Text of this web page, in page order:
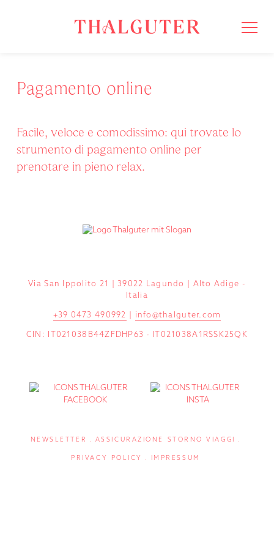
Pagamento online
Facile, veloce e comodissimo: qui trovate lo
strumento di pagamento online per
prenotare in pieno relax.
Via San Ippolito 21 | 39022 Lagundo | Alto Adige -
Italia
+39 0473 490992 info@thalguter.com
CIN: IT021038B44ZFDHP63 · IT021038A1RSSK25QK
NEWSLETTER ASSICURAZIONE STORNO VIAGGI
PRIVACY POLICY IMPRESSUM